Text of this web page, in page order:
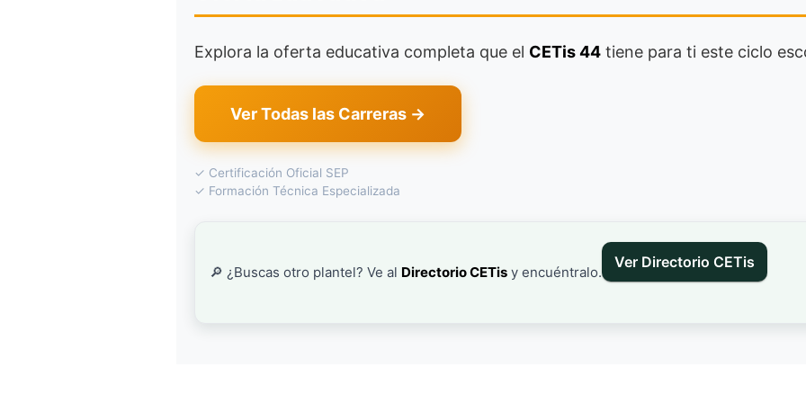
Explora la oferta educativa completa que el CETis 44 tiene para ti este ciclo
Ver Todas las Carreras →
✓ Certificación Oficial SEP
✓ Formación Técnica Especializada
🔎 ¿Buscas otro plantel? Ve al Directorio CETis y encuéntralo.
Ver Directorio CETis